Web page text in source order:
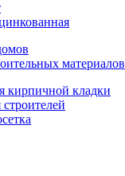
материалов
кирпичной кладки